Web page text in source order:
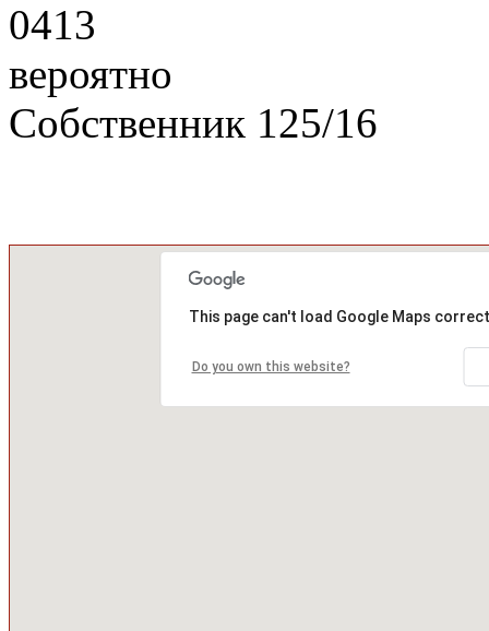
0413
вероятно
Собственник 125/16
This page can't load Google Maps
Do you own this website?